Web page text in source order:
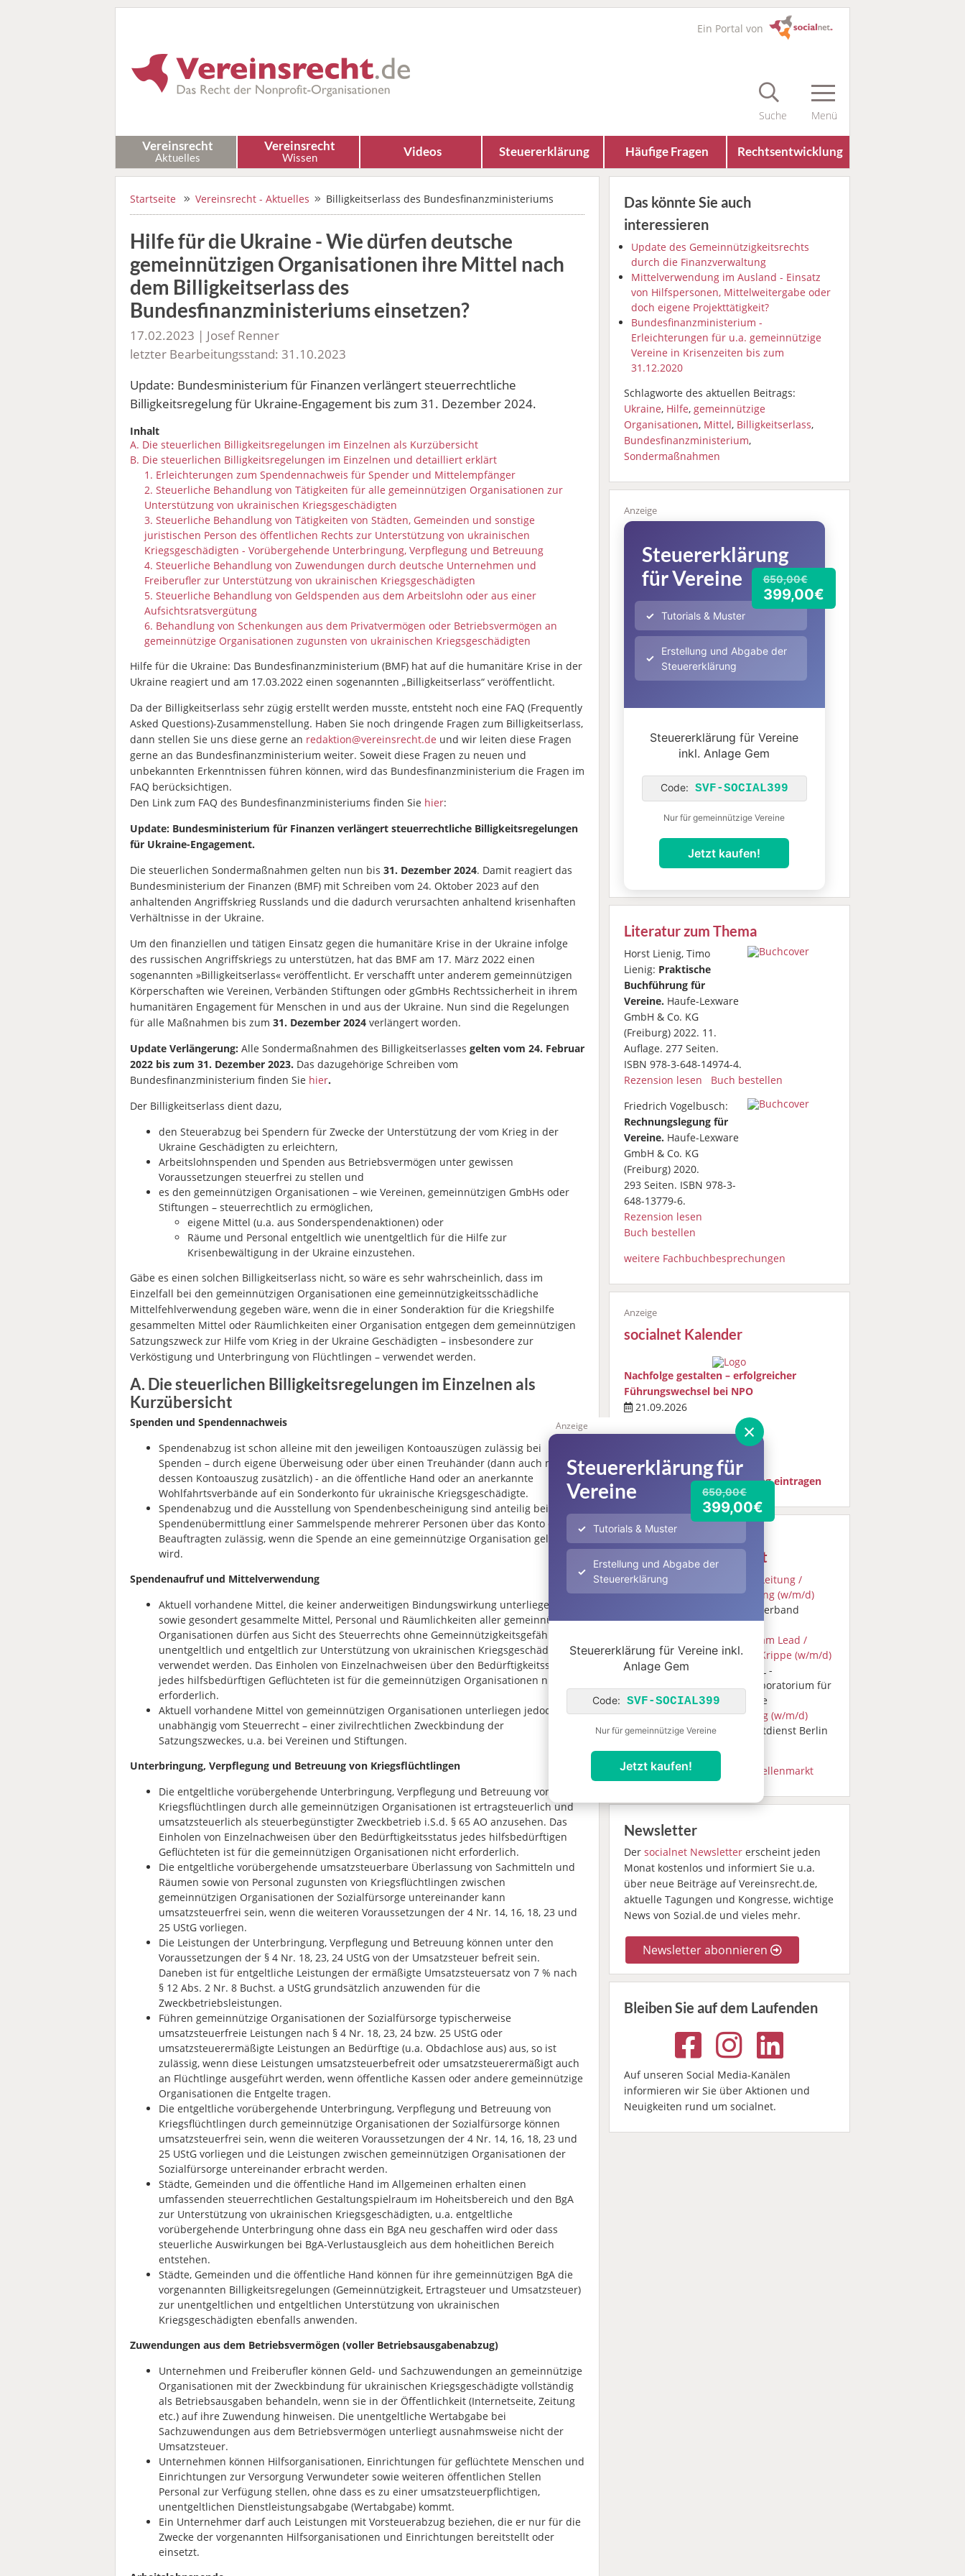
×
Anzeige
650,00€
399,00€
Steuererklärung für
Vereine
Tutorials & Muster
Erstellung und Abgabe der
Steuererklärung
Steuererklärung für Vereine inkl.
Anlage Gem
Code: SVF-SOCIAL399
Nur für gemeinnützige Vereine
Jetzt kaufen!
Ein Portal von
Vereinsrecht
Aktuelles
Vereinsrecht
Wissen Videos Steuererklärung Häufige Fragen Rechts­entwicklung
Startseite Vereinsrecht - Aktuelles Billigkeitserlass des Bundesfinanzministeriums
Hilfe für die Ukraine - Wie dürfen deutsche
gemeinnützigen Organisationen ihre Mittel nach
dem Billigkeitserlass des
Bundesfinanzministeriums einsetzen?
17.02.2023 | Josef Renner
letzter Bearbeitungsstand: 31.10.2023
Update: Bundesministerium für Finanzen verlängert steuerrechtliche
Billigkeitsregelung für Ukraine-Engagement bis zum 31. Dezember 2024.
Inhalt
A. Die steuerlichen Billigkeitsregelungen im Einzelnen als Kurzübersicht
B. Die steuerlichen Billigkeitsregelungen im Einzelnen und detailliert erklärt
1. Erleichterungen zum Spendennachweis für Spender und Mittelempfänger
2. Steuerliche Behandlung von Tätigkeiten für alle gemeinnützigen Organisationen zur
Unterstützung von ukrainischen Kriegsgeschädigten
3. Steuerliche Behandlung von Tätigkeiten von Städten, Gemeinden und sonstige
juristischen Person des öffentlichen Rechts zur Unterstützung von ukrainischen
Kriegsgeschädigten - Vorübergehende Unterbringung, Verpflegung und Betreuung
4. Steuerliche Behandlung von Zuwendungen durch deutsche Unternehmen und
Freiberufler zur Unterstützung von ukrainischen Kriegsgeschädigten
5. Steuerliche Behandlung von Geldspenden aus dem Arbeitslohn oder aus einer
Aufsichtsratsvergütung
6. Behandlung von Schenkungen aus dem Privatvermögen oder Betriebsvermögen an
gemeinnützige Organisationen zugunsten von ukrainischen Kriegsgeschädigten
Hilfe für die Ukraine: Das Bundesfinanzministerium (BMF) hat auf die humanitäre Krise in der
Ukraine reagiert und am 17.03.2022 einen sogenannten „Billigkeitserlass“ veröffentlicht.
Da der Billigkeitserlass sehr zügig erstellt werden musste, entsteht noch eine FAQ (Frequently
Asked Questions)-Zusammenstellung. Haben Sie noch dringende Fragen zum Billigkeitserlass,
dann stellen Sie uns diese gerne an redaktion@vereinsrecht.de und wir leiten diese Fragen
gerne an das Bundesfinanzministerium weiter. Soweit diese Fragen zu neuen und
unbekannten Erkenntnissen führen können, wird das Bundesfinanzministerium die Fragen im
FAQ berücksichtigen.
Den Link zum FAQ des Bundesfinanzministeriums finden Sie hier:
Update: Bundesministerium für Finanzen verlängert steuerrechtliche Billigkeitsregelungen
für Ukraine-Engagement.
Die steuerlichen Sondermaßnahmen gelten nun bis 31. Dezember 2024. Damit reagiert das
Bundesministerium der Finanzen (BMF) mit Schreiben vom 24. Oktober 2023 auf den
anhaltenden Angriffskrieg Russlands und die dadurch verursachten anhaltend krisenhaften
Verhältnisse in der Ukraine.
Um den finanziellen und tätigen Einsatz gegen die humanitäre Krise in der Ukraine infolge
des russischen Angriffskriegs zu unterstützen, hat das BMF am 17. März 2022 einen
sogenannten »Billigkeitserlass« veröffentlicht. Er verschafft unter anderem gemeinnützigen
Körperschaften wie Vereinen, Verbänden Stiftungen oder gGmbHs Rechtssicherheit in ihrem
humanitären Engagement für Menschen in und aus der Ukraine. Nun sind die Regelungen
für alle Maßnahmen bis zum 31. Dezember 2024 verlängert worden.
Update Verlängerung: Alle Sondermaßnahmen des Billigkeitserlasses gelten vom 24. Februar
2022 bis zum 31. Dezember 2023. Das dazugehörige Schreiben vom
Bundesfinanzministerium finden Sie hier.
Der Billigkeitserlass dient dazu,
den Steuerabzug bei Spendern für Zwecke der Unterstützung der vom Krieg in der
Ukraine Geschädigten zu erleichtern,
Arbeitslohnspenden und Spenden aus Betriebsvermögen unter gewissen
Voraussetzungen steuerfrei zu stellen und
es den gemeinnützigen Organisationen – wie Vereinen, gemeinnützigen GmbHs oder
Stiftungen – steuerrechtlich zu ermöglichen,
eigene Mittel (u.a. aus Sonderspendenaktionen) oder
Räume und Personal entgeltlich wie unentgeltlich für die Hilfe zur
Krisenbewältigung in der Ukraine einzustehen.
Gäbe es einen solchen Billigkeitserlass nicht, so wäre es sehr wahrscheinlich, dass im
Einzelfall bei den gemeinnützigen Organisationen eine gemeinnützigkeitsschädliche
Mittelfehlverwendung gegeben wäre, wenn die in einer Sonderaktion für die Kriegshilfe
gesammelten Mittel oder Räumlichkeiten einer Organisation entgegen dem gemeinnützigen
Satzungszweck zur Hilfe vom Krieg in der Ukraine Geschädigten – insbesondere zur
Verköstigung und Unterbringung von Flüchtlingen – verwendet werden.
A. Die steuerlichen Billigkeitsregelungen im Einzelnen als
Kurzübersicht
Spenden und Spendennachweis
Spendenabzug ist schon alleine mit den jeweiligen Kontoauszügen zulässig bei
Spenden – durch eigene Überweisung oder über einen Treuhänder (dann auch mit
dessen Kontoauszug zusätzlich) - an die öffentliche Hand oder an anerkannte
Wohlfahrtsverbände auf ein Sonderkonto für ukrainische Kriegsgeschädigte.
Spendenabzug und die Ausstellung von Spendenbescheinigung sind anteilig bei der
Spendenübermittlung einer Sammelspende mehrerer Personen über das Konto einer
Beauftragten zulässig, wenn die Spende an eine gemeinnützige Organisation geleistet
wird.
Spendenaufruf und Mittelverwendung
Aktuell vorhandene Mittel, die keiner anderweitigen Bindungswirkung unterliegen,
sowie gesondert gesammelte Mittel, Personal und Räumlichkeiten aller gemeinnützigen
Organisationen dürfen aus Sicht des Steuerrechts ohne Gemeinnützigkeitsgefährdung
unentgeltlich und entgeltlich zur Unterstützung von ukrainischen Kriegsgeschädigten
verwendet werden. Das Einholen von Einzelnachweisen über den Bedürftigkeitsstatus
jedes hilfsbedürftigen Geflüchteten ist für die gemeinnützigen Organisationen nicht
erforderlich.
Aktuell vorhandene Mittel von gemeinnützigen Organisationen unterliegen jedoch –
unabhängig vom Steuerrecht – einer zivilrechtlichen Zweckbindung der
Satzungszweckes, u.a. bei Vereinen und Stiftungen.
Unterbringung, Verpflegung und Betreuung von Kriegsflüchtlingen
Die entgeltliche vorübergehende Unterbringung, Verpflegung und Betreuung von
Kriegsflüchtlingen durch alle gemeinnützigen Organisationen ist ertragsteuerlich und
umsatzsteuerlich als steuerbegünstigter Zweckbetrieb i.S.d. § 65 AO anzusehen. Das
Einholen von Einzelnachweisen über den Bedürftigkeitsstatus jedes hilfsbedürftigen
Geflüchteten ist für die gemeinnützigen Organisationen nicht erforderlich.
Die entgeltliche vorübergehende umsatzsteuerbare Überlassung von Sachmitteln und
Räumen sowie von Personal zugunsten von Kriegsflüchtlingen zwischen
gemeinnützigen Organisationen der Sozialfürsorge untereinander kann
umsatzsteuerfrei sein, wenn die weiteren Voraussetzungen der 4 Nr. 14, 16, 18, 23 und
25 UStG vorliegen.
Die Leistungen der Unterbringung, Verpflegung und Betreuung können unter den
Voraussetzungen der § 4 Nr. 18, 23, 24 UStG von der Umsatzsteuer befreit sein.
Daneben ist für entgeltliche Leistungen der ermäßigte Umsatzsteuersatz von 7 % nach
§ 12 Abs. 2 Nr. 8 Buchst. a UStG grundsätzlich anzuwenden für die
Zweckbetriebsleistungen.
Führen gemeinnützige Organisationen der Sozialfürsorge typischerweise
umsatzsteuerfreie Leistungen nach § 4 Nr. 18, 23, 24 bzw. 25 UStG oder
umsatzsteuerermäßigte Leistungen an Bedürftige (u.a. Obdachlose aus) aus, so ist
zulässig, wenn diese Leistungen umsatzsteuerbefreit oder umsatzsteuerermäßigt auch
an Flüchtlinge ausgeführt werden, wenn öffentliche Kassen oder andere gemeinnützige
Organisationen die Entgelte tragen.
Die entgeltliche vorübergehende Unterbringung, Verpflegung und Betreuung von
Kriegsflüchtlingen durch gemeinnützige Organisationen der Sozialfürsorge können
umsatzsteuerfrei sein, wenn die weiteren Voraussetzungen der 4 Nr. 14, 16, 18, 23 und
25 UStG vorliegen und die Leistungen zwischen gemeinnützigen Organisationen der
Sozialfürsorge untereinander erbracht werden.
Städte, Gemeinden und die öffentliche Hand im Allgemeinen erhalten einen
umfassenden steuerrechtlichen Gestaltungspielraum im Hoheitsbereich und den BgA
zur Unterstützung von ukrainischen Kriegsgeschädigten, u.a. entgeltliche
vorübergehende Unterbringung ohne dass ein BgA neu geschaffen wird oder dass
steuerliche Auswirkungen bei BgA-Verlustausgleich aus dem hoheitlichen Bereich
entstehen.
Städte, Gemeinden und die öffentliche Hand können für ihre gemeinnützigen BgA die
vorgenannten Billigkeitsregelungen (Gemeinnützigkeit, Ertragsteuer und Umsatzsteuer)
zur unentgeltlichen und entgeltlichen Unterstützung von ukrainischen
Kriegsgeschädigten ebenfalls anwenden.
Zuwendungen aus dem Betriebsvermögen (voller Betriebsausgabenabzug)
Unternehmen und Freiberufler können Geld- und Sachzuwendungen an gemeinnützige
Organisationen mit der Zweckbindung für ukrainischen Kriegsgeschädigte vollständig
als Betriebsausgaben behandeln, wenn sie in der Öffentlichkeit (Internetseite, Zeitung
etc.) auf ihre Zuwendung hinweisen. Die unentgeltliche Wertabgabe bei
Sachzuwendungen aus dem Betriebsvermögen unterliegt ausnahmsweise nicht der
Umsatzsteuer.
Unternehmen können Hilfsorganisationen, Einrichtungen für geflüchtete Menschen und
Einrichtungen zur Versorgung Verwundeter sowie weiteren öffentlichen Stellen
Personal zur Verfügung stellen, ohne dass es zu einer umsatzsteuerpflichtigen,
unentgeltlichen Dienstleistungsabgabe (Wertabgabe) kommt.
Ein Unternehmer darf auch Leistungen mit Vorsteuerabzug beziehen, die er nur für die
Zwecke der vorgenannten Hilfsorganisationen und Einrichtungen bereitstellt oder
einsetzt.
Das könnte Sie auch
interessieren
Update des Gemeinnützigkeitsrechts
durch die Finanzverwaltung
Mittelverwendung im Ausland - Einsatz
von Hilfspersonen, Mittelweitergabe oder
doch eigene Projekttätigkeit?
Bundesfinanzministerium -
Erleichterungen für u.a. gemeinnützige
Vereine in Krisenzeiten bis zum
31.12.2020
Schlagworte des aktuellen Beitrags:
Ukraine, Hilfe, gemeinnützige
Organisationen, Mittel, Billigkeitserlass,
Bundesfinanzministerium,
Sondermaßnahmen
650,00€
399,00€
Steuererklärung
für Vereine
Tutorials & Muster
Erstellung und Abgabe der
Steuererklärung
Steuererklärung für Vereine
inkl. Anlage Gem
Code: SVF-SOCIAL399
Nur für gemeinnützige Vereine
Jetzt kaufen!
Literatur zum Thema
Horst Lienig, Timo
Lienig: Praktische
Buchführung für
Vereine. Haufe-Lexware
GmbH & Co. KG
(Freiburg) 2022. 11.
Auflage. 277 Seiten.
ISBN 978-3-648-14974-4.
Rezension lesen
Buch bestellen
Friedrich Vogelbusch:
Rechnungslegung für
Vereine. Haufe-Lexware
GmbH & Co. KG
(Freiburg) 2020.
293 Seiten. ISBN 978-3-
648-13779-6.
Rezension lesen
Buch bestellen
weitere Fachbuchbesprechungen
socialnet Kalender
Nachfolge gestalten – erfolgreicher
Führungswechsel bei NPO
21.09.2026
SozialGestaltung GmbH
zum Kalender•Veranstaltung eintragen
socialnet Stellenmarkt
06.08.2026
Kaufmännische Leitung /
Leitung Verwaltung (w/m/d)
Koblenz, Caritasverband
Koblenz e.V.
Kindergarten Team Lead /
Bereichsleitung Krippe (w/m/d)
Heidelberg, EMBL -
Europäisches Laboratorium für
Molekularbiologie
05.08.2026 Geschäftsführung (w/m/d)
Berlin, Drogennotdienst Berlin
Auszug aus dem
socialnet Stellenmarkt
Newsletter
Der socialnet Newslettererscheint jeden
Monat kostenlos und informiert Sie u.a.
über neue Beiträge auf Vereinsrecht.de,
aktuelle Tagungen und Kongresse, wichtige
News von Sozial.de und vieles mehr.
Newsletter abonnieren
Bleiben Sie auf dem Laufenden
Auf unseren Social Media-Kanälen
informieren wir Sie über Aktionen und
Neuigkeiten rund um socialnet.